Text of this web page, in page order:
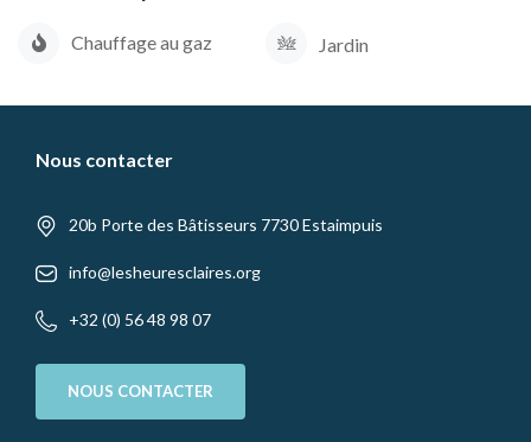
Chauffage au gaz Jardin
Nous contacter
20b Porte des Bâtisseurs 7730 Estaimpuis
info@lesheuresclaires.org
+32 (0) 56 48 98 07
NOUS CONTACTER